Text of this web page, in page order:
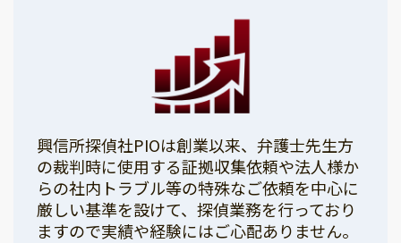
興信所探偵社PIOは創業以来、弁護士先生方
の裁判時に使用する証拠収集依頼や法人様か
らの社内トラブル等の特殊なご依頼を中心に
厳しい基準を設けて、探偵業務を行っており
ますので実績や経験にはご心配ありません。